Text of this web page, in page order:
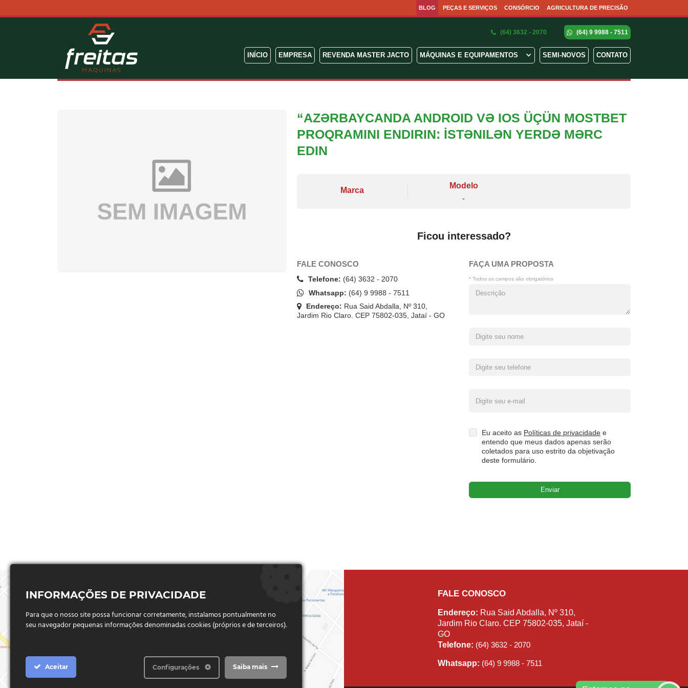
BLOG PEÇAS E SERVIÇOS CONSÓRCIO AGRICULTURA DE PRECISÃO
(64) 3632 - 2070 (64) 9 9988 - 7511
INÍCIO EMPRESA REVENDA MASTER JACTO MÁQUINAS E EQUIPAMENTOS SEMI-NOVOS CONTATO
“AZƏRBAYCANDA ANDROID VƏ IOS ÜÇÜN MOSTBET
PROQRAMINI ENDIRIN: İSTƏNILƏN YERDƏ MƏRC
EDIN
Marca
Modelo
-
Ficou interessado?
FALE CONOSCO
Telefone: (64) 3632 - 2070
Whatsapp: (64) 9 9988 - 7511
Endereço: Rua Said Abdalla, Nº 310,
Jardim Rio Claro. CEP 75802-035, Jataí - GO
FAÇA UMA PROPOSTA
* Todos os campos são obrigatórios
Eu aceito as Políticas de privacidade e
entendo que meus dados apenas serão
coletados para uso estrito da objetivação
deste formulário.
FALE CONOSCO
Endereço: Rua Said Abdalla, Nº 310,
Jardim Rio Claro. CEP 75802-035, Jataí -
GO
Telefone: (64) 3632 - 2070
Whatsapp: (64) 9 9988 - 7511
INFORMAÇÕES DE PRIVACIDADE
Para que o nosso site possa funcionar corretamente, instalamos pontualmente no
seu navegador pequenas informações denominadas cookies (próprios e de terceiros).
Aceitar Saiba mais
Configurações